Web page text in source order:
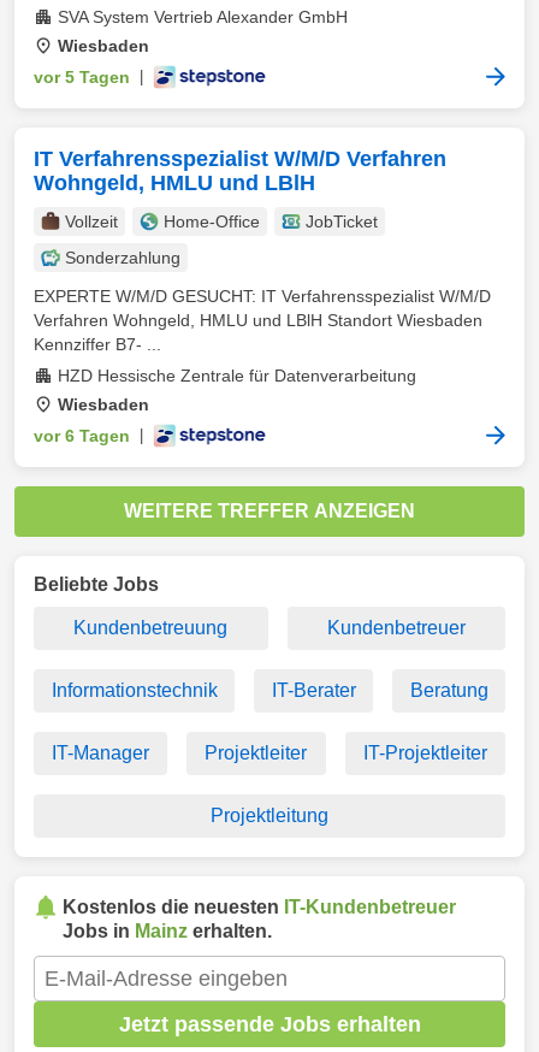
SVA System Vertrieb Alexander GmbH
Wiesbaden
vor 5 Tagen
IT Verfahrensspezialist W/M/D Verfahren
Wohngeld, HMLU und LBlH
Vollzeit Home-Office
JobTicket
Sonderzahlung
EXPERTE W/M/D GESUCHT: IT Verfahrensspezialist W/M/D
Verfahren Wohngeld, HMLU und LBlH Standort Wiesbaden
Kennziffer B7- ...
HZD Hessische Zentrale für Datenverarbeitung
Wiesbaden
vor 6 Tagen
WEITERE TREFFER ANZEIGEN
Beliebte Jobs
Kundenbetreuung Kundenbetreuer
Informationstechnik IT-Berater Beratung
IT-Manager Projektleiter IT-Projektleiter
Projektleitung
Kostenlos die neuesten IT-Kundenbetreuer
Jobs in Mainz erhalten.
Jetzt passende Jobs erhalten